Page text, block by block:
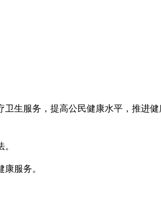
生服务，提高公民健康水平，推进健
服务。